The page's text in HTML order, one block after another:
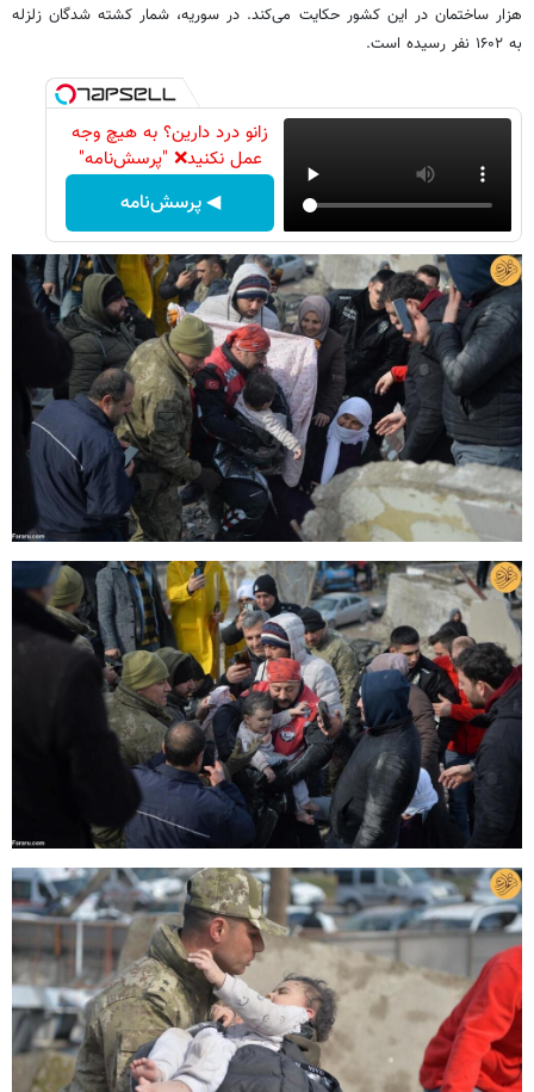
هزار ساختمان در این کشور حکایت می‌کند. در سوریه، شمار کشته شدگان زلزله
به ۱۶۰۲ نفر رسیده است.
زانو درد دارین؟ به هیچ وجه
عمل نکنید❌ "پرسش‌نامه"
◀ پرسش‌نامه